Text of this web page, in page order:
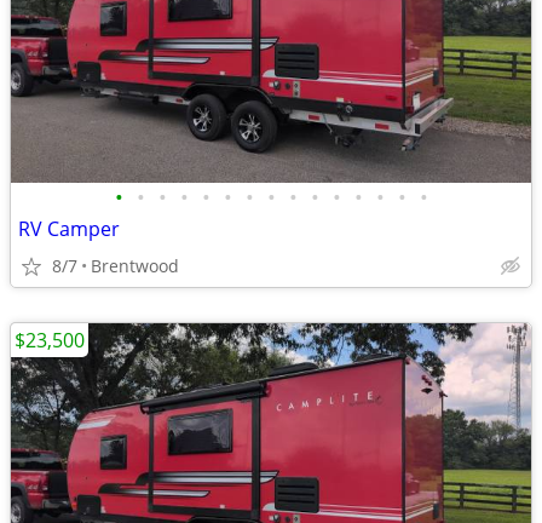
• • • • • • • • • • • • • • •
RV Camper
8/7 Brentwood
$23,500